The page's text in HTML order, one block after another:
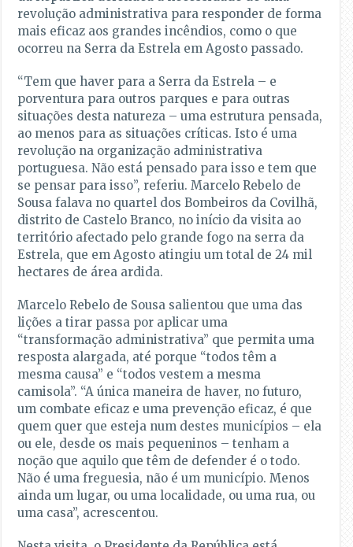
revolução administrativa para responder de forma
mais eficaz aos grandes incêndios, como o que
ocorreu na Serra da Estrela em Agosto passado.
“Tem que haver para a Serra da Estrela – e
porventura para outros parques e para outras
situações desta natureza – uma estrutura pensada,
ao menos para as situações críticas. Isto é uma
revolução na organização administrativa
portuguesa. Não está pensado para isso e tem que
se pensar para isso”, referiu. Marcelo Rebelo de
Sousa falava no quartel dos Bombeiros da Covilhã,
distrito de Castelo Branco, no início da visita ao
território afectado pelo grande fogo na serra da
Estrela, que em Agosto atingiu um total de 24 mil
hectares de área ardida.
Marcelo Rebelo de Sousa salientou que uma das
lições a tirar passa por aplicar uma
“transformação administrativa” que permita uma
resposta alargada, até porque “todos têm a
mesma causa” e “todos vestem a mesma
camisola”. “A única maneira de haver, no futuro,
um combate eficaz e uma prevenção eficaz, é que
quem quer que esteja num destes municípios – ela
ou ele, desde os mais pequeninos – tenham a
noção que aquilo que têm de defender é o todo.
Não é uma freguesia, não é um município. Menos
ainda um lugar, ou uma localidade, ou uma rua, ou
uma casa”, acrescentou.